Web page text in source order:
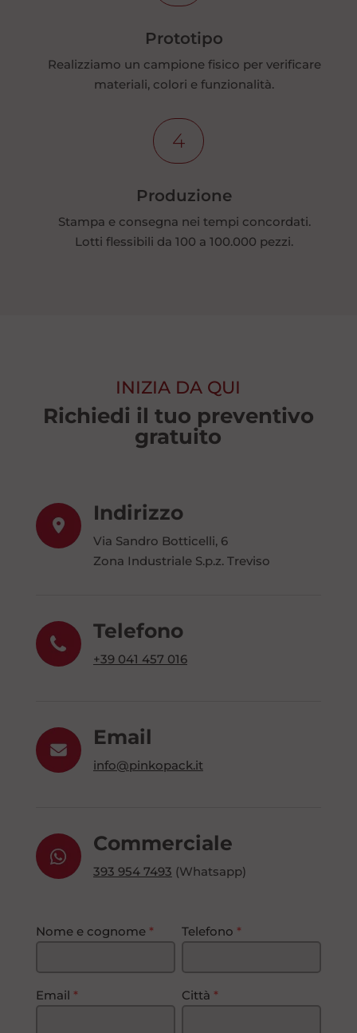
Prototipo
Realizziamo un campione fisico per verificare
materiali, colori e funzionalità.
4
Produzione
Stampa e consegna nei tempi concordati.
Lotti flessibili da 100 a 100.000 pezzi.
INIZIA DA QUI
Richiedi il tuo preventivo
gratuito
Indirizzo
Via Sandro Botticelli, 6
Zona Industriale S.p.z. Treviso
Telefono
+39 041 457 016
Email
info@pinkopack.it
Commerciale
393 954 7493 (Whatsapp)
Nome e cognome * Telefono *
Email * Città *